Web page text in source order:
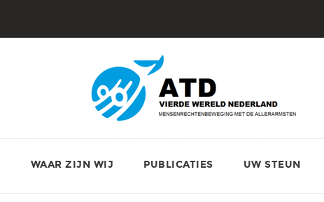
WAAR ZIJN WIJ PUBLICATIES UW STEUN